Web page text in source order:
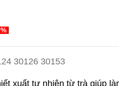
30126 30153
xuất tự nhiên từ trà giúp